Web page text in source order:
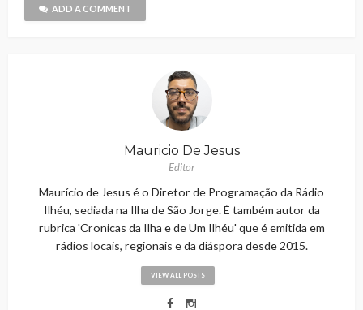
ADD A COMMENT
Mauricio De Jesus
Editor
Maurício de Jesus é o Diretor de Programação da Rádio
Ilhéu, sediada na Ilha de São Jorge. É também autor da
rubrica 'Cronicas da Ilha e de Um Ilhéu' que é emitida em
rádios locais, regionais e da diáspora desde 2015.
VIEW ALL POSTS